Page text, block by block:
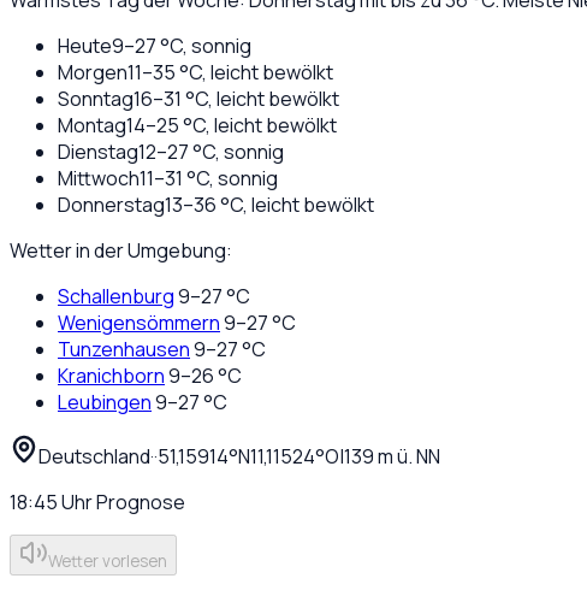
Heute9–27°C, sonnig
Morgen11–35°C, leicht bewölkt
Sonntag16–31 °C, leicht bewölkt
Montag14–25°C, leicht bewölkt
Dienstag12–27°C, sonnig
Mittwoch11–31 °C, sonnig
Donnerstag13–36°C, leicht bewölkt
Wetter in der Umgebung:
Schallenburg9–27°C
Wenigensömmern9–27°C
Tunzenhausen9–27°C
Kranichborn9–26°C
Leubingen9–27°C
Deutschland··51,15914°N11,11524°O|139m ü. NN
18:45UhrPrognose
Wetter vorlesen